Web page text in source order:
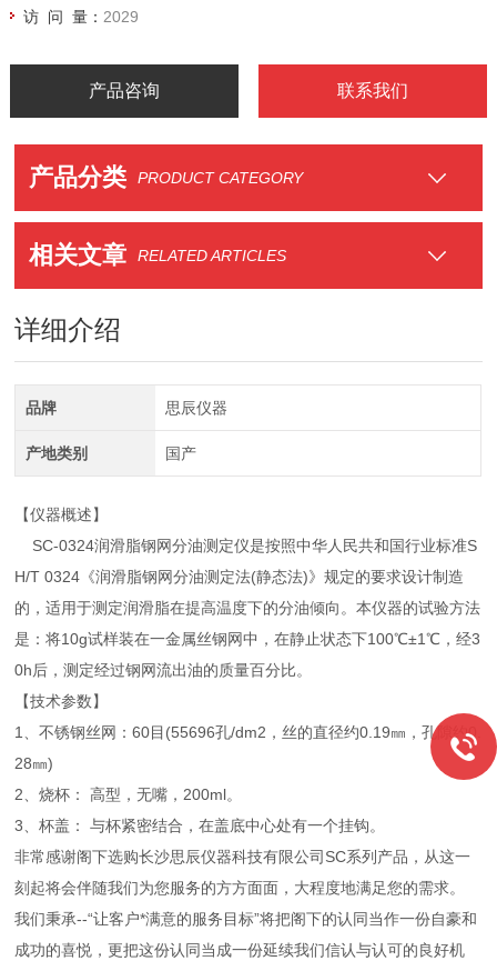
访 问 量： 2029
产品咨询 联系我们
产品分类 PRODUCT CATEGORY
相关文章 RELATED ARTICLES
详细介绍
品牌 思辰仪器
产地类别 国产
【仪器概述】
SC-0324润滑脂钢网分油测定仪是按照中华人民共和国行业标准S
H/T 0324《润滑脂钢网分油测定法(静态法)》规定的要求设计制造
的，适用于测定润滑脂在提高温度下的分油倾向。本仪器的试验方法
是：将10g试样装在一金属丝钢网中，在静止状态下100℃±1℃，经3
0h后，测定经过钢网流出油的质量百分比。
【技术参数】
1、不锈钢丝网：60目(55696孔/dm2，丝的直径约0.19㎜，孔隙约0.
28㎜)
2、烧杯： 高型，无嘴，200ml。
3、杯盖： 与杯紧密结合，在盖底中心处有一个挂钩。
非常感谢阁下选购长沙思辰仪器科技有限公司SC系列产品，从这一
刻起将会伴随我们为您服务的方方面面，大程度地满足您的需求。
我们秉承--“让客户*满意的服务目标”将把阁下的认同当作一份自豪和
成功的喜悦，更把这份认同当成一份延续我们信认与认可的良好机